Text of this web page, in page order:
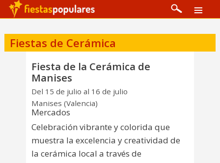
Fiestas de Cerámica
Fiesta de la Cerámica de
Manises
Del 15 de julio al 16 de julio
Manises (Valencia)
Mercados
Celebración vibrante y colorida que
muestra la excelencia y creatividad de
la cerámica local a través de